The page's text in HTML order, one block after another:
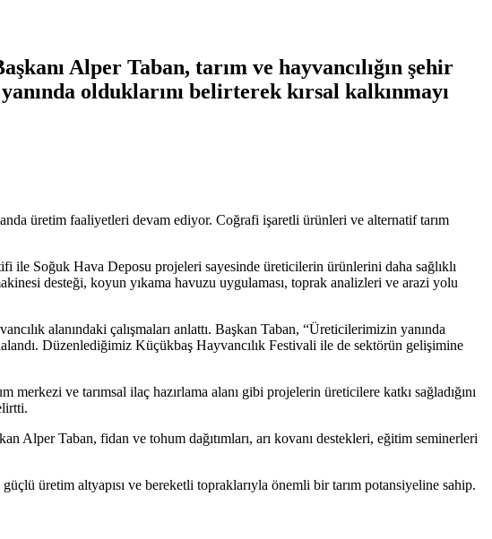
Alper Taban, tarım ve hayvancılığın şehir
olduklarını belirterek kırsal kalkınmayı
üretim faaliyetleri devam ediyor. Coğrafi işaretli ürünleri ve alternatif tarım
ile Soğuk Hava Deposu projeleri sayesinde üreticilerin ürünlerini daha sağlıklı
desteği, koyun yıkama havuzu uygulaması, toprak analizleri ve arazi yolu
alanındaki çalışmaları anlattı. Başkan Taban, “Üreticilerimizin yanında
Düzenlediğimiz Küçükbaş Hayvancılık Festivali ile de sektörün gelişimine
ve tarımsal ilaç hazırlama alanı gibi projelerin üreticilere katkı sağladığını
Alper Taban, fidan ve tohum dağıtımları, arı kovanı destekleri, eğitim seminerleri
üretim altyapısı ve bereketli topraklarıyla önemli bir tarım potansiyeline sahip.